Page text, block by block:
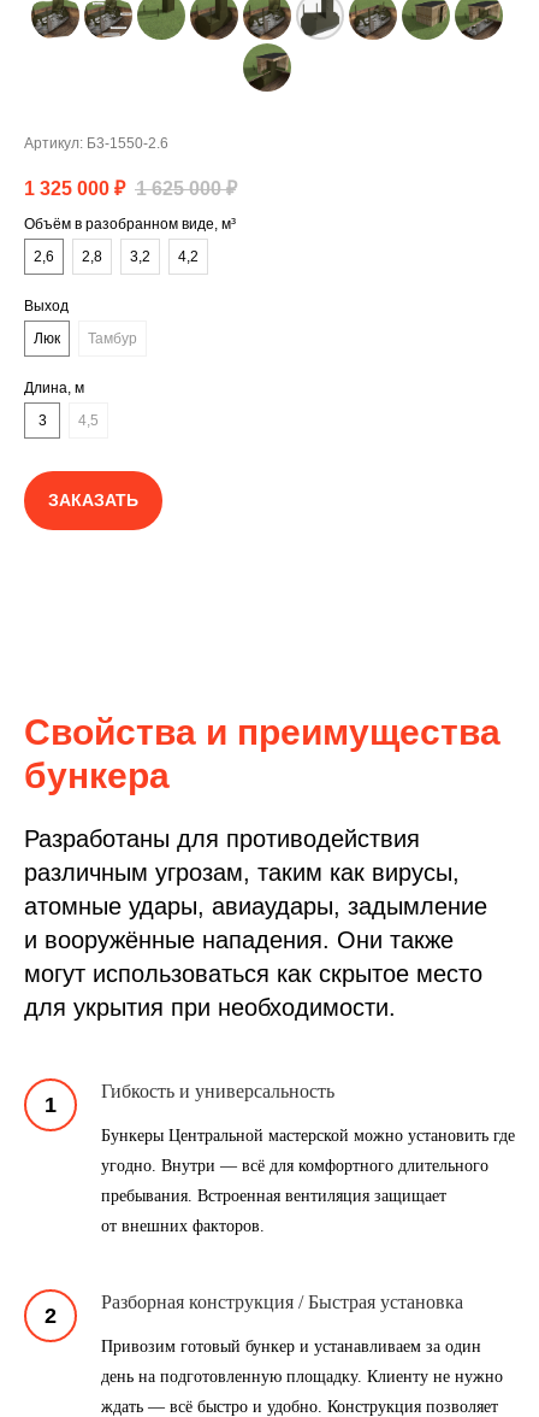
Артикул: Б3-1550-2.6
1 325 000 ₽ 1 625 000 ₽
Объём в разобранном виде, м³
2,6
2,8 3,2 4,2
Выход
Люк
Тамбур
Длина, м
3
4,5
ЗАКАЗАТЬ
Свойства и преимущества
бункера
Разработаны для противодействия
различным угрозам, таким как вирусы,
атомные удары, авиаудары, задымление
и вооружённые нападения. Они также
могут использоваться как скрытое место
для укрытия при необходимости.
Гибкость и универсальность
Бункеры Центральной мастерской можно установить где
угодно. Внутри — всё для комфортного длительного
пребывания. Встроенная вентиляция защищает
от внешних факторов.
Разборная конструкция / Быстрая установка
Привозим готовый бункер и устанавливаем за один
день на подготовленную площадку. Клиенту не нужно
ждать — всё быстро и удобно. Конструкция позволяет